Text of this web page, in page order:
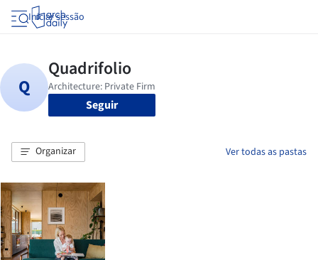
Iniciar sessão
Seguir
Organizar Ver todas as pastas